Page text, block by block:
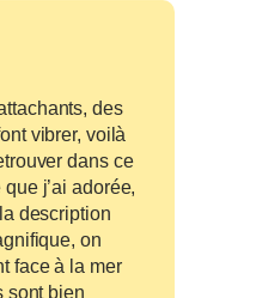
des
vibrer, voilà
dans ce
j’ai adorée,
description
on
face à la mer
sont bien